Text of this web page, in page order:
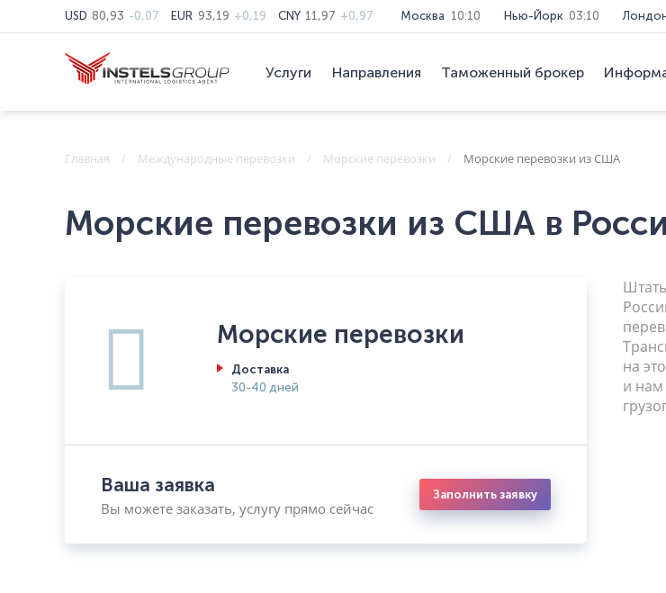
USD 80,93 -0,07 EUR 93,19 +0,19 CNY 11,97 +0,97 Москва 10:10 Нью-Йорк 03:10
Услуги Направления Таможенный брокер
Главная Международные перевозки Морские перевозки Морские перевозки из США
Морские перевозки из США в
Морские перевозки
Доставка
30-40 дней
Ваша заявка
Вы можете заказать, услугу прямо сейчас
Заполнить заявку
на
и